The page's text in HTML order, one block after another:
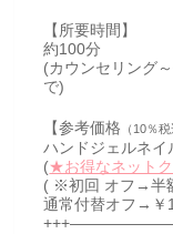
【所要時間】
約100分
(カウンセリング
で)
【参考価格 （10％税
ハンドジェルネ
(★お得なネット
( ※初回 オフ→半
通常付替オフ→￥